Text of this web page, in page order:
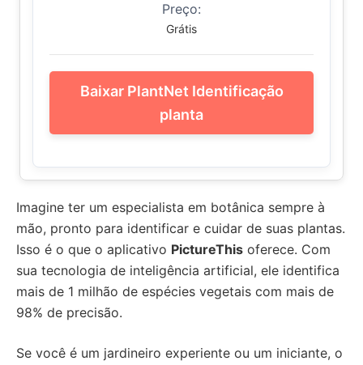
Preço:
Grátis
Baixar PlantNet Identificação
planta
Imagine ter um especialista em botânica sempre à
mão, pronto para identificar e cuidar de suas plantas.
Isso é o que o aplicativo PictureThis oferece. Com
sua tecnologia de inteligência artificial, ele identifica
mais de 1 milhão de espécies vegetais com mais de
98% de precisão.
Se você é um jardineiro experiente ou um iniciante, o